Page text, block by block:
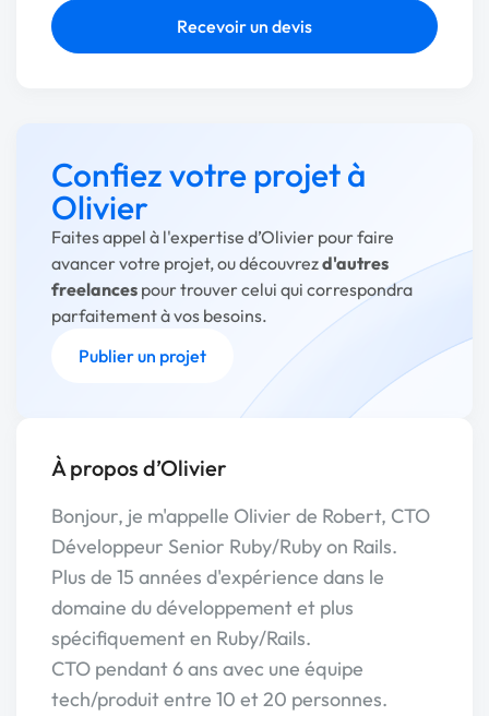
Recevoir un devis
Confiez votre projet à
Olivier
Faites appel à l'expertise d’Olivier pour faire
avancer votre projet, ou découvrezd'autres
freelances pour trouver celui qui correspondra
parfaitement à vos besoins.
Publier un projet
À propos d’Olivier
Bonjour, je m'appelle Olivier de Robert, CTO
Développeur Senior Ruby/Ruby on Rails.
Plus de 15 années d'expérience dans le
domaine du développement et plus
spécifiquement en Ruby/Rails.
CTO pendant 6 ans avec une équipe
tech/produit entre 10 et 20 personnes.